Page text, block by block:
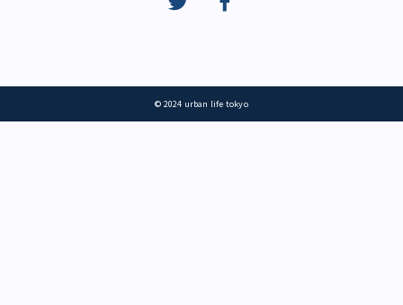
© 2024 urban life tokyo